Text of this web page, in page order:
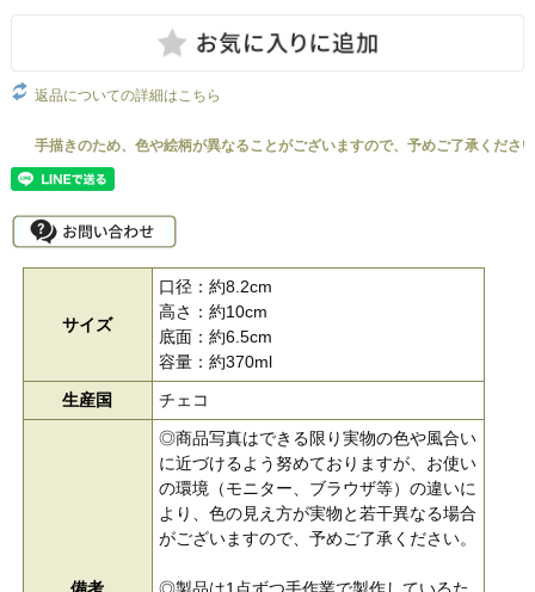
返品についての詳細はこちら
サイズ
口径：約8.2cm
高さ：約10cm
底面：約6.5cm
容量：約370ml
生産国
チェコ
◎商品写真はできる限り実物の色や風合い
に近づけるよう努めておりますが、お使い
の環境（モニター、ブラウザ等）の違いに
より、色の見え方が実物と若干異なる場合
がございますので、予めご了承ください。